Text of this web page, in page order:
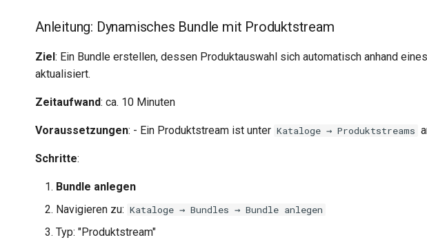
Anleitung: Dynamisches Bundle mit Produktstream
Ziel: Ein Bundle erstellen, dessen Produktauswahl sich automatisch anhand
aktualisiert.
Zeitaufwand: ca. 10 Minuten
Voraussetzungen: - Ein Produktstream ist unter Kataloge → Produktstreams
Schritte:
Bundle anlegen
Navigieren zu: Kataloge → Bundles → Bundle anlegen
Typ: "Produktstream"